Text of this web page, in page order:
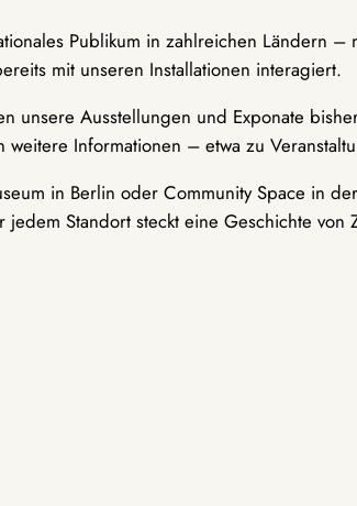
Publikum in zahlreichen Ländern
mit unseren Installationen interagiert.
unsere Ausstellungen und Exponate
weitere Informationen – etwa zu
in Berlin oder Community Space in
jedem Standort steckt eine Geschichte